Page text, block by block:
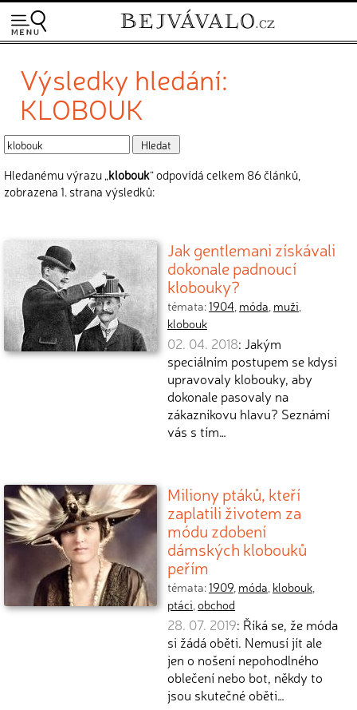
Výsledky hledání:
KLOBOUK
Hledanému výrazu „klobouk“ odpovídá celkem 86 článků,
zobrazena 1. strana výsledků:
Jak gentlemani získávali
dokonale padnoucí
klobouky?
témata:1904, móda, muži,
klobouk
02. 04. 2018: Jakým
speciálním postupem se kdysi
upravovaly klobouky, aby
dokonale pasovaly na
zákazníkovu hlavu? Seznámí
vás s tím…
Miliony ptáků, kteří
zaplatili životem za
módu zdobení
dámských klobouků
peřím
témata:1909, móda, klobouk,
ptáci,obchod
28. 07. 2019: Říká se, že móda
si žádá oběti. Nemusí jít ale
jen o nošení nepohodlného
oblečení nebo bot, někdy to
jsou skutečné oběti…